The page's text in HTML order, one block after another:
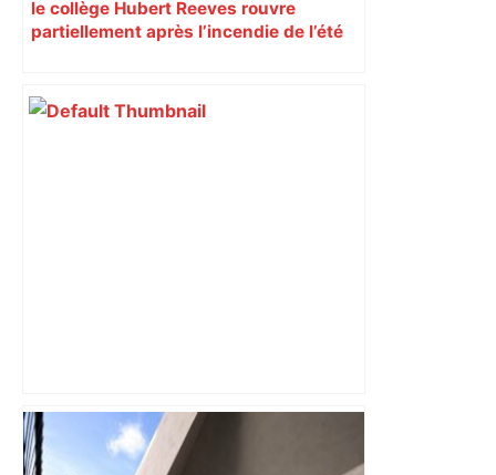
le collège Hubert Reeves rouvre
partiellement après l’incendie de l’été
« Rien d'inquiétant » pour Guillaume
Restes, le gardien de Toulouse, après